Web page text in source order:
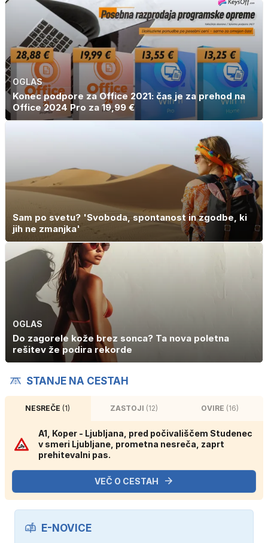
OGLAS
Konec podpore za Office 2021: čas je za prehod na
Office 2024 Pro za 19,99 €
Sam po svetu? 'Svoboda, spontanost in zgodbe, ki
jih ne zmanjka'
OGLAS
Do zagorele kože brez sonca? Ta nova poletna
rešitev že podira rekorde
STANJE NA CESTAH
NESREČE(1) ZASTOJI (12) OVIRE (16)
A1, Koper - Ljubljana, pred počivališčem Studenec
v smeri Ljubljane, prometna nesreča, zaprt
prehitevalni pas.
VEČ O CESTAH
E-NOVICE